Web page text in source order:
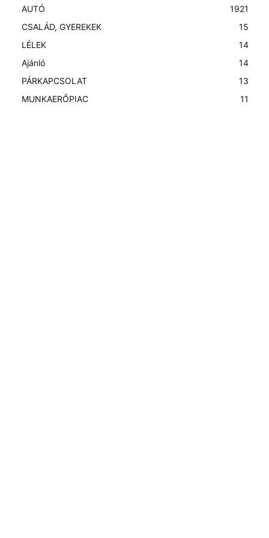
21
AUTÓ
19
CSALÁD, GYEREKEK
15
LÉLEK
14
Ajánló
14
PÁRKAPCSOLAT
13
MUNKAERŐPIAC
11